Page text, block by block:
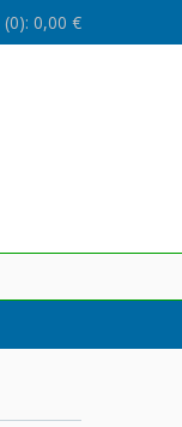
(0): 0,00 €